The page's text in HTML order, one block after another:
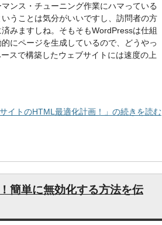
ンス・チューニング作業にハマっている
うことは気分がいいですし、訪問者の方
みますしね。そもそもWordPressは仕組
にページを生成しているので、どうやっ
スで構築したウェブサイトには速度の上
イトのHTML最適化計画！」の続きを読む
簡単に無効化する方法を伝